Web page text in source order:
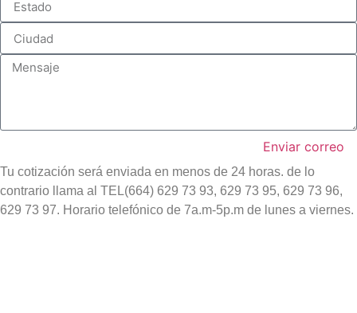
Enviar correo
Tu cotización será enviada en menos de 24 horas. de lo
contrario llama al TEL(664) 629 73 93, 629 73 95, 629 73 96,
629 73 97. Horario telefónico de 7a.m-5p.m de lunes a viernes.